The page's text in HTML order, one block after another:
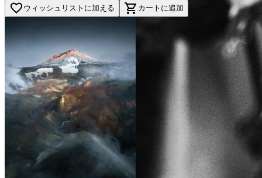
favorite_border ウィッシュリストに加える shopping_cart カートに追加